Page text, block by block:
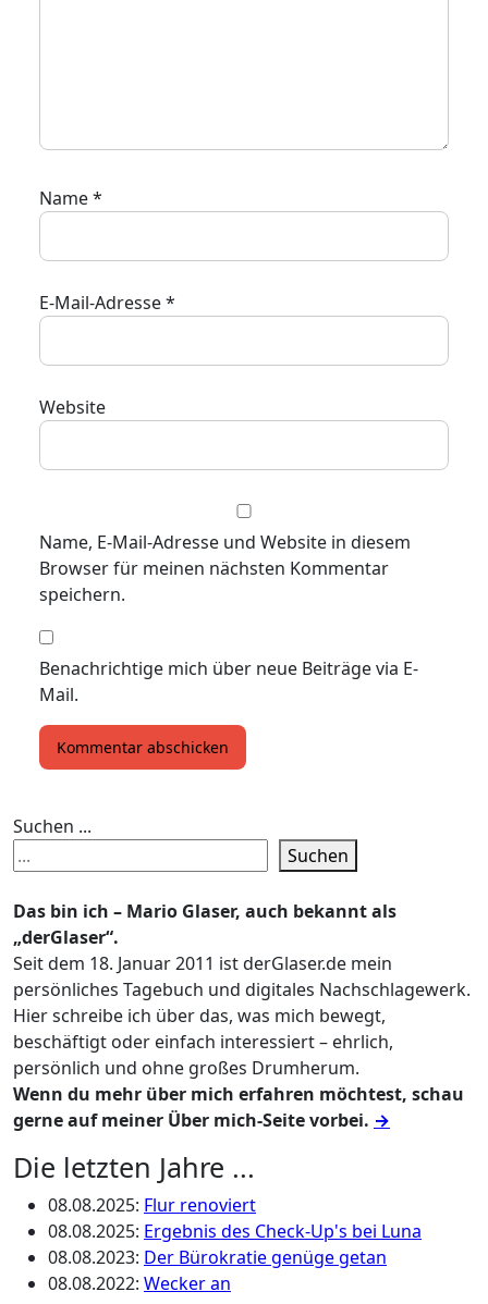
Name*
E-Mail-Adresse*
Website
Name, E-Mail-Adresse und Website in diesem
Browser für meinen nächsten Kommentar
speichern.
Benachrichtige mich über neue Beiträge via E-
Mail.
Suchen ...
Suchen
Das bin ich – Mario Glaser, auch bekannt als
„derGlaser“.
Seit dem 18. Januar 2011 ist derGlaser.de mein
persönliches Tagebuch und digitales Nachschlagewerk.
Hier schreibe ich über das, was mich bewegt,
beschäftigt oder einfach interessiert – ehrlich,
persönlich und ohne großes Drumherum.
Wenn du mehr über mich erfahren möchtest, schau
gerne auf meiner Über mich-Seite vorbei. →
Die letzten Jahre ...
08.08.2025: Flur renoviert
08.08.2025: Ergebnis des Check-Up's bei Luna
08.08.2023: Der Bürokratie genüge getan
08.08.2022: Wecker an